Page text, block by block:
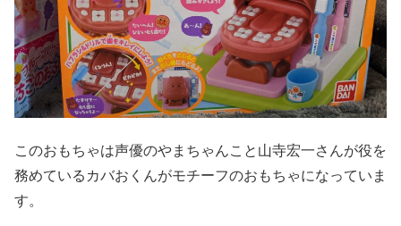
このおもちゃは声優のやまちゃんこと山寺宏一さんが役を
務めているカバおくんがモチーフのおもちゃになっていま
す。